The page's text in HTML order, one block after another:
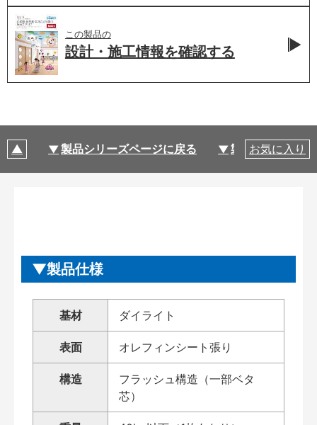
この製品の
設計・施工情報を確認する
製品シリーズページに戻る 製品仕様
お気に入り
製品仕様
基材 ダイライト
表面 オレフィンシート張り
構造
フラッシュ構造（一部ベタ
芯）